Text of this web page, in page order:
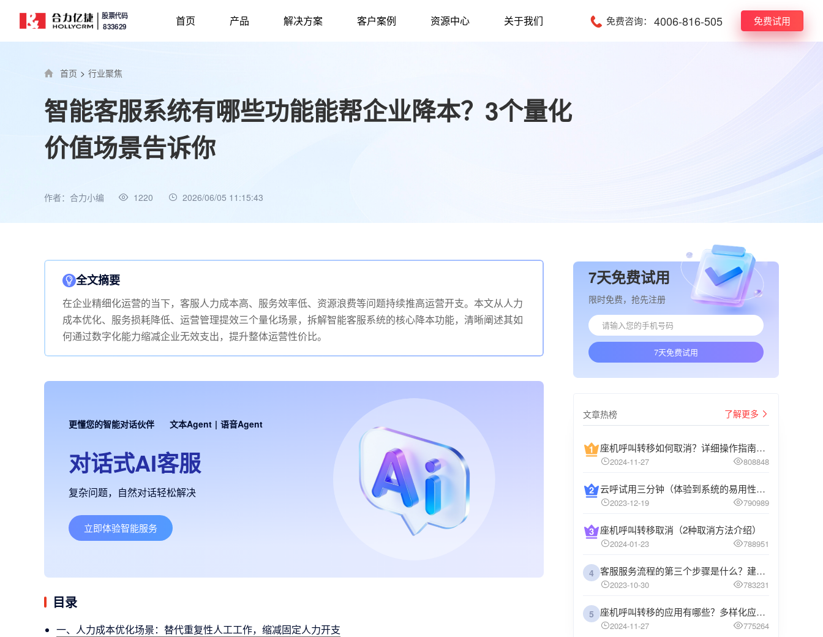
股票代码
833629 首页 产品 解决方案 客户案例 资源中心 关于我们 免费咨询： 4006-816-505 免费试用
首页 > 行业聚焦
智能客服系统有哪些功能能帮企业降本？3个量化
价值场景告诉你
作者：合力小编 1220 2026/06/05 11:15:43
全文摘要
在企业精细化运营的当下，客服人力成本高、服务效率低、资源浪费等问题持续推高运营开支。本文从人力
成本优化、服务损耗降低、运营管理提效三个量化场景，拆解智能客服系统的核心降本功能，清晰阐述其如
何通过数字化能力缩减企业无效支出，提升整体运营性价比。
更懂您的智能对话伙伴 文本Agent | 语音Agent
对话式AI客服
复杂问题，自然对话轻松解决
立即体验智能服务
目录
一、人力成本优化场景：替代重复性人工工作，缩减固定人力开支
7天免费试用
限时免费，抢先注册
7天免费试用
文章热榜 了解更多
座机呼叫转移如何取消？详细操作指南介绍
2024-11-27 808848
云呼试用三分钟（体验到系统的易用性和高效性）
2023-12-19 790989
座机呼叫转移取消（2种取消方法介绍）
2024-01-23 788951
4 客服服务流程的第三个步骤是什么？建议企业阅读
2023-10-30 783231
5 座机呼叫转移的应用有哪些？多样化应用场景解析
2024-11-27 775264